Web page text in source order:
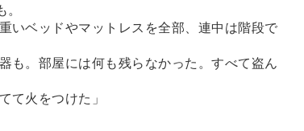
いベッドやマットレスを全部、連中は階段で
。部屋には何も残らなかった。すべて盗ん
て火をつけた」